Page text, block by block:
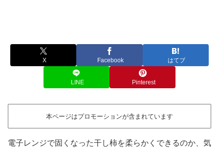
X Facebook はてブ
LINE Pinterest
本ページはプロモーションが含まれています
電子レンジで固くなった干し柿を柔らかくできるのか、気